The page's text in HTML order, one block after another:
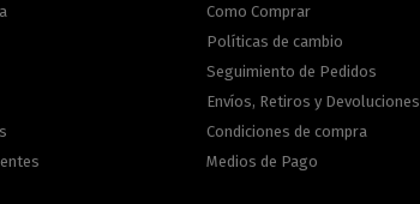
Como Comprar
Políticas de cambio
Seguimiento de Pedidos
Envíos, Retiros y Devoluciones
Condiciones de compra
Medios de Pago